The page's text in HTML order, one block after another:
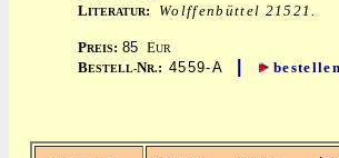
LITERATUR:
Wolffenbüttel 21521.
x
PREIS: 85 EUR
BESTELL-NR.: 4559-A